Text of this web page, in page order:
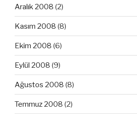
Aralık 2008 (2)
Kasım 2008 (8)
Ekim 2008 (6)
Eylül 2008 (9)
Ağustos 2008 (8)
Temmuz 2008 (2)